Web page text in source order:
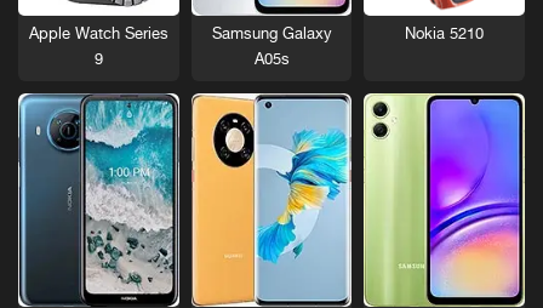
Nokia 5210
Samsung Galaxy
A05s
Apple Watch Series
9